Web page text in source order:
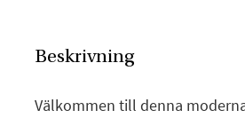
Beskrivning
Välkommen till denna